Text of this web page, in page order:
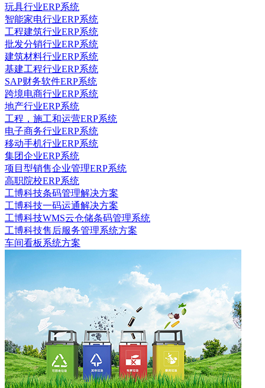
玩具行业ERP系统
智能家电行业ERP系统
工程建筑行业ERP系统
批发分销行业ERP系统
建筑材料行业ERP系统
基建工程行业ERP系统
SAP财务软件ERP系统
跨境电商行业ERP系统
地产行业ERP系统
工程，施工和运营ERP系统
电子商务行业ERP系统
移动手机行业ERP系统
集团企业ERP系统
项目型销售企业管理ERP系统
高职院校ERP系统
工博科技条码管理解决方案
工博科技一码运通解决方案
工博科技WMS云仓储条码管理系统
工博科技售后服务管理系统方案
车间看板系统方案